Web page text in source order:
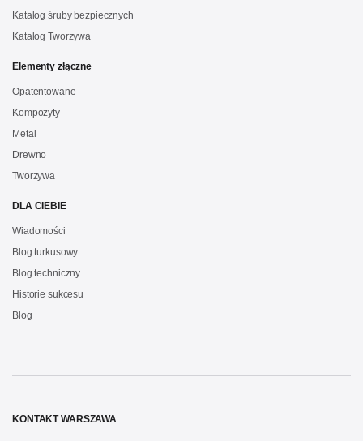
Katalog śruby bezpiecznych
Katalog Tworzywa
Elementy złączne
Opatentowane
Kompozyty
Metal
Drewno
Tworzywa
DLA CIEBIE
Wiadomości
Blog turkusowy
Blog techniczny
Historie sukcesu
Blog
KONTAKT WARSZAWA